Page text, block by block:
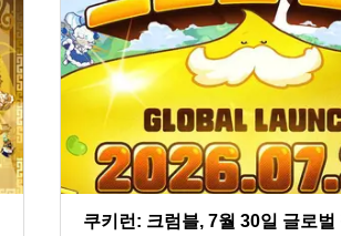
쿠키런: 크럼블, 7월 30일 글로벌